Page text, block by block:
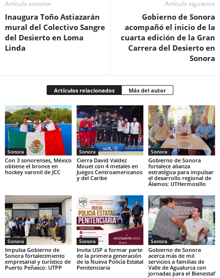
Artículo anterior
Inaugura Toño Astiazarán
mural del Colectivo Sangre
del Desierto en Loma
Linda
Artículo siguiente
Gobierno de Sonora
acompañó el inicio de la
cuarta edición de la Gran
Carrera del Desierto en
Sonora
Artículos relacionados Más del autor
Sonora
Con 3 sonorenses, México
obtiene el bronce en
hockey varonil de JCC
Sonora
Cierra David Valdez
Mouet con 4 metales en
Juegos Centroamericanos
y del Caribe
Sonora
Gobierno de Sonora
fortalece alianza
estratégica para impulsar
el desarrollo regional de
Álamos: UTHermosillo
Sonora
Impulsa Gobierno de
Sonora fortalecimiento
empresarial y turístico de
Puerto Peñasco: UTPP
Sonora
Invita USP a formar parte
de la primera generación
de la Nueva Policía Estatal
Penitenciaria
Sonora
Gobierno de Sonora
acerca más de mil
servicios a familias de
Valle de Agualurca con
jornadas para el Bienestaf